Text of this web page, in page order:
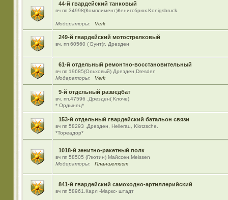
44-й гвардейский танковый
вч пп 34998(Комплимент)Кенигсбрюк.Konigsbruck.
Модераторы: Verk
249-й гвардейский мотострелковый
вч. пп 60560 ( Бунт)г. Дрезден
61-й отдельный ремонтно-восстановительный
вч пп 19685(Ольховый) Дрезден,Dresden
Модераторы:
Verk
9-й отдельный разведбат
вч. пп.47596 .Дрезден( Клоче)
* Ордынец*
153-й отдельный гвардейский батальон связи
вч пп 58293 ,Дрезден, Hellerau, Klotzsche.
*Тореадор*
1018-й зенитно-ракетный полк
вч пп 58505 (Глютин) Майсcен,Meissen
Модераторы:
Планшетист
841-й гвардейский самоходно-артиллерийский
вч пп 58961.Карл -Маркс- штадт